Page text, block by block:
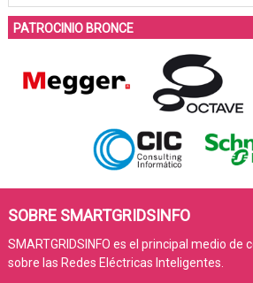
PATROCINIO BRONCE
SOBRE SMARTGRIDSINFO
SMARTGRIDSINFO es el principal medio de
sobre las Redes Eléctricas Inteligentes.